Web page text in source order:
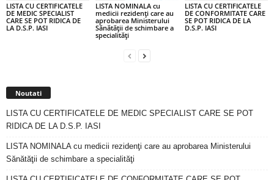
LISTA CU CERTIFICATELE
DE MEDIC SPECIALIST
CARE SE POT RIDICA DE
LA D.S.P. IASI
LISTA NOMINALA cu
medicii rezidenţi care au
aprobarea Ministerului
Sănătăţii de schimbare a
specialităţi
LISTA CU CERTIFICATELE
DE CONFORMITATE CARE
SE POT RIDICA DE LA
D.S.P. IASI
Noutati
LISTA CU CERTIFICATELE DE MEDIC SPECIALIST CARE SE POT
RIDICA DE LA D.S.P. IASI
LISTA NOMINALA cu medicii rezidenţi care au aprobarea Ministerului
Sănătăţii de schimbare a specialităţi